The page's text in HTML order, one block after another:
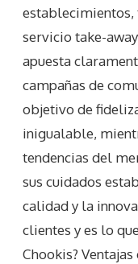
establecimientos,
servicio take-
apuesta
campañas de
objetivo de
inigualable,
tendencias del
sus cuidados
calidad y la
clientes y es lo
Chookis?